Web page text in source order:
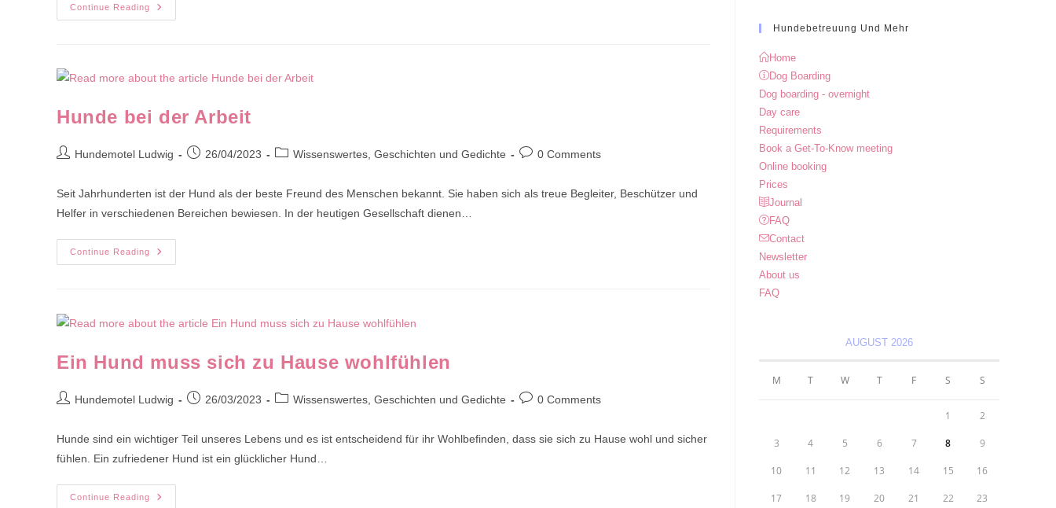
Continue Reading
Barking
Up
Must-
Watch
Dogs
Show
Hunde bei der Arbeit
PostHundemotel Ludwig
Post26/04/2023
PostWissenswertes, Geschichten und Gedichte
Post0 Comments
Seit Jahrhunderten ist der Hund als der beste Freund des Menschen bekannt. Sie haben sich als treue Begleiter, Beschützer und
Helfer in verschiedenen Bereichen bewiesen. In der heutigen Gesellschaft dienen…
Continue Reading
Hunde
Bei
Ein Hund muss sich zu Hause wohlfühlen
PostHundemotel Ludwig
Post26/03/2023
PostWissenswertes, Geschichten und Gedichte
Post0 Comments
Hunde sind ein wichtiger Teil unseres Lebens und es ist entscheidend für ihr Wohlbefinden, dass sie sich zu Hause wohl und sicher
fühlen. Ein zufriedener Hund ist ein glücklicher Hund…
Continue Reading
Ein
Hundebetreuung Und Mehr
Home
Dog Boarding
Dog boarding - overnight
Day care
Requirements
Book a Get-To-Know meeting
Online booking
Prices
Journal
FAQ
Contact
Newsletter
About us
FAQ
AUGUST 2026
M T W T F S S
1 2
3 4 5 6 7 8 9
10 11 12 13 14 15 16
17 18 19 20 21 22 23